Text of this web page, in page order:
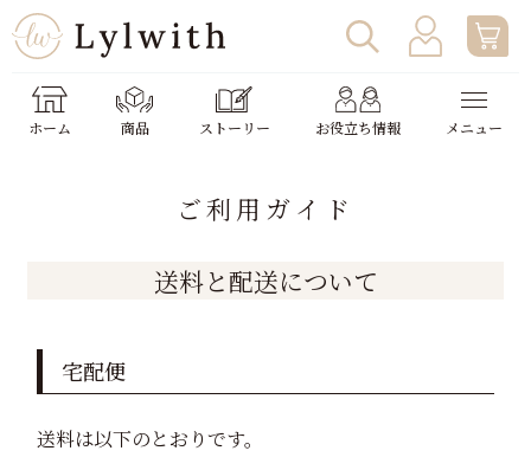
ホーム 商品 ストーリー お役立ち情報 メニュー
ログイン
新規会員登録
わたしの使い方
ご利用ガイド
送料と配送について
宅配便
送料は以下のとおりです。